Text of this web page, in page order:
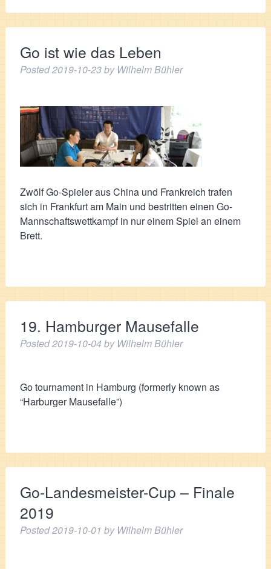
Go ist wie das Leben
Posted2019-10-23by Wilhelm Bühler
Zwölf Go-Spieler aus China und Frankreich trafen
sich in Frankfurt am Main und bestritten einen Go-
Mannschaftswettkampf in nur einem Spiel an einem
Brett.
19. Hamburger Mausefalle
Posted2019-10-04by Wilhelm Bühler
Go tournament in Hamburg (formerly known as
“Harburger Mausefalle”)
Go-Landesmeister-Cup – Finale
2019
Posted2019-10-01 by Wilhelm Bühler